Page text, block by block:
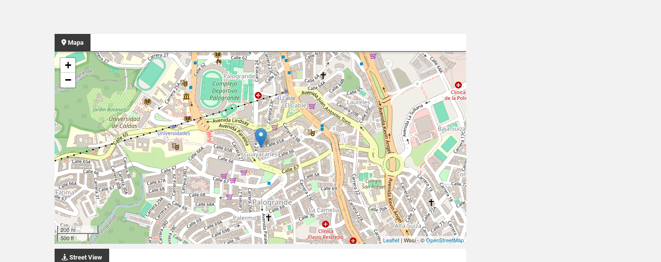
Mapa
+
−
200 m
500 ft
Leaflet| Wasi - ©OpenStreetMap
Street View